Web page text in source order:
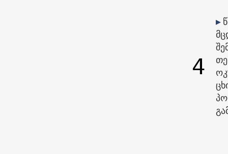
4